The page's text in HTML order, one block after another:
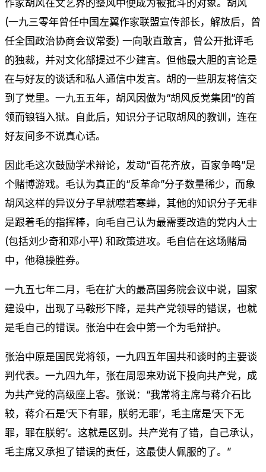
作家胡风在文艺界的整风中便成为被批斗的对象。胡风
(一九三零年曾任中国左翼作家联盟宣传部长，解放后，曾
任全国政治协商会议常委) 一向耿直敢言，曾公开批评毛
的独裁，并对文化部提过不少建言。但他最大胆的言论是
在与好友的谈话和私人通信中发言。胡的一些朋友将信交
到了党里。一九五五年，胡风因做为“胡风反党集团”的首
领而锒铛入狱。自此后，知识分子记取胡风的教训，连在
好友间多不说真心话。
因此毛这次鼓励学术辩论，发动“百花齐放，百家争鸣”是
个赌博游戏。毛认为真正的“反革命”分子数量稀少，而象
胡风这样的异议分子早就噤若寒蝉，其他的知识分子无非
是跟着毛的指挥棒，向毛自己认为最需要改造的党内人士
(包括刘少奇和邓小平) 和政策进攻。毛自信在这场赌局
中，他稳操胜券。
一九五七年二月，毛在扩大的最高国务院会议中说，国家
建设中，出现了马鞍形下降，是共产党领导的错误，也就
是毛自己的错误。张治中在会中第一个为毛辩护。
张治中原是国民党将领，一九四五年国共和谈时的主要谈
判代表。一九四九年，张在周恩来劝说下投向共产党，成
为共产党的高级座上客。张说：“我常将主席与蒋介石比
较，蒋介石是‘天下有罪，朕躬无罪’，毛主席是‘天下无
罪，罪在朕躬’。这就是区别。共产党有了错，自己承认，
毛主席又承担了错误的责任，这最使人佩服的了。”